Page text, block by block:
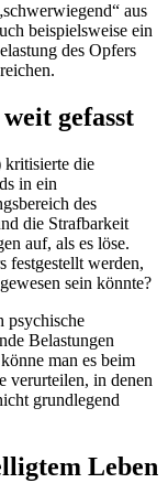
aus
beispielsweise ein
des Opfers
gefasst
kritisierte die
in ein
des
die Strafbarkeit
auf, als es löse.
festgestellt werden,
sein könnte?
psychische
Belastungen
man es beim
verurteilen, in denen
grundlegend
Leben